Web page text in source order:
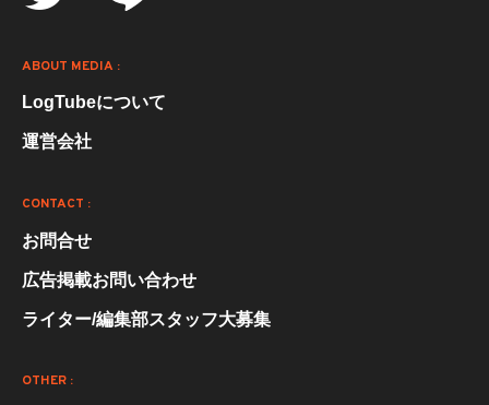
ABOUT MEDIA :
LogTubeについて
運営会社
CONTACT :
お問合せ
広告掲載お問い合わせ
ライター/編集部スタッフ大募集
OTHER :